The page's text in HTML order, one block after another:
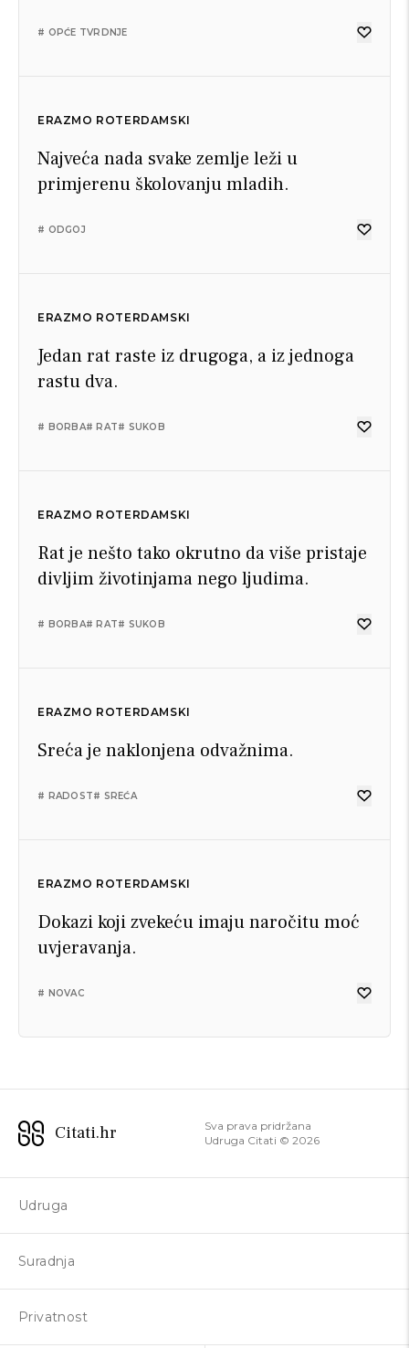
# OPĆE TVRDNJE
ERAZMO ROTERDAMSKI
Najveća nada svake zemlje leži u
primjerenu školovanju mladih.
# ODGOJ
ERAZMO ROTERDAMSKI
Jedan rat raste iz drugoga, a iz jednoga
rastu dva.
# BORBA# RAT# SUKOB
ERAZMO ROTERDAMSKI
Rat je nešto tako okrutno da više pristaje
divljim životinjama nego ljudima.
# BORBA# RAT# SUKOB
ERAZMO ROTERDAMSKI
Sreća je naklonjena odvažnima.
# RADOST# SREĆA
ERAZMO ROTERDAMSKI
Dokazi koji zvekeću imaju naročitu moć
uvjeravanja.
# NOVAC
Citati.hr
Sva prava pridržana
Udruga Citati © 2026
Udruga
Suradnja
Privatnost